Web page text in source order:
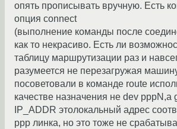
опять прописывать вручную. Есть
опция connect
(выполнение команды после
как то некрасиво. Есть ли
таблицу маршрутизации раз и
разумеется не перезагружая
посоветовали в команде route
качестве назначения не dev pppN,а
IP_ADDR этолокальный адрес
ppp линка, но это тоже не